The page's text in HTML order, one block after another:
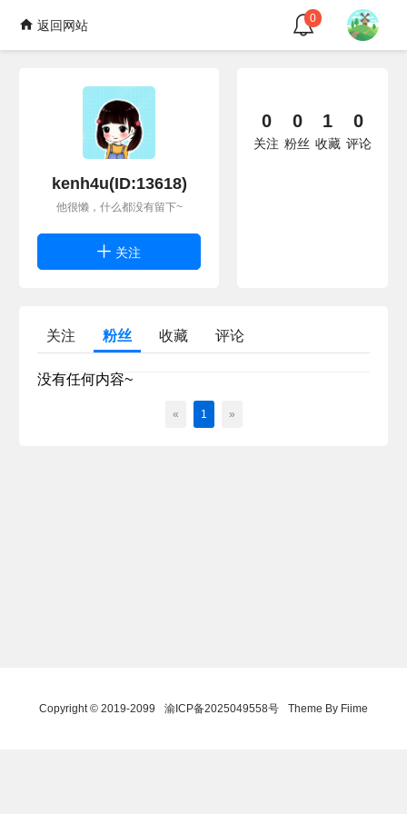
返回网站 0
kenh4u(ID:13618)
他很懒，什么都没有留下~
关注
0
关注
0
粉丝
1
收藏
0
评论
关注 粉丝 收藏 评论
没有任何内容~
« 1 »
Copyright © 2019-2099 渝ICP备2025049558号 Theme By Fiime